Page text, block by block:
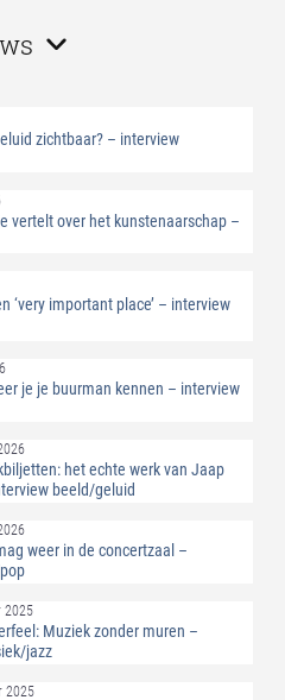
zichtbaar? – interview
vertelt over het kunstenaarschap –
‘very important place’ – interview
je je buurman kennen – interview
het echte werk van Jaap
beeld/geluid
weer in de concertzaal –
2025
Muziek zonder muren –
jazz
2025